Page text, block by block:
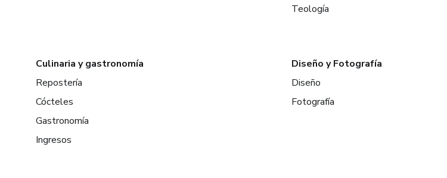
Teología
Culinaria y gastronomía
Repostería
Cócteles
Gastronomía
Ingresos
Diseño y Fotografía
Diseño
Fotografía